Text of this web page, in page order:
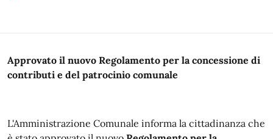
Approvato il nuovo Regolamento per la concessione di
contributi e del patrocinio comunale
L'Amministrazione Comunale informa la cittadinanza che